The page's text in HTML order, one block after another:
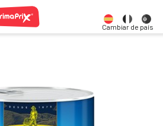
Cambiar de país